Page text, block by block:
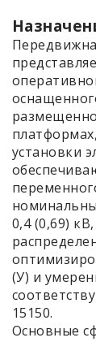
установки
0,4 (0,69)
(У) и
15150.
Основные